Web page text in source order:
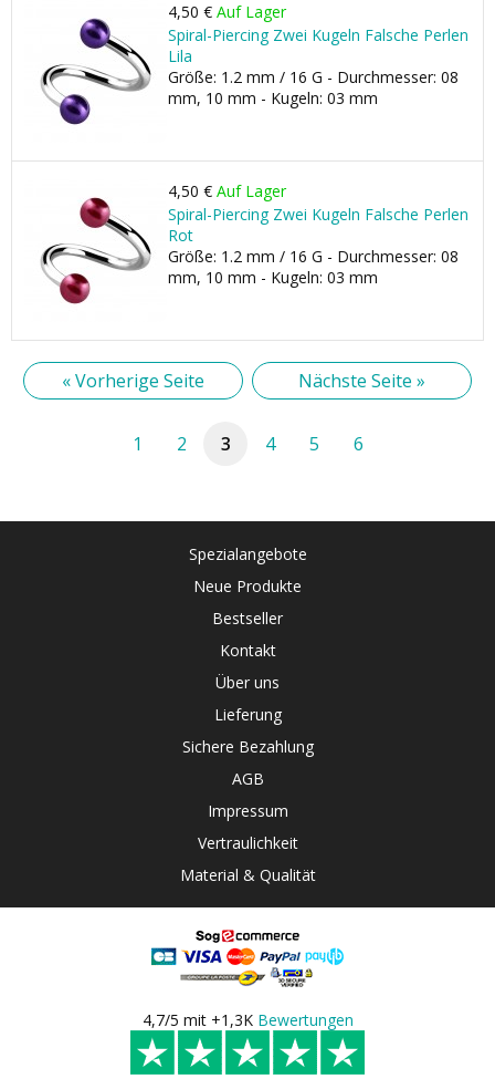
4,50 € Auf Lager
Spiral-Piercing Zwei Kugeln Falsche Perlen
Lila
Größe: 1.2 mm / 16 G - Durchmesser: 08
mm, 10 mm - Kugeln: 03 mm
4,50 € Auf Lager
Spiral-Piercing Zwei Kugeln Falsche Perlen
Rot
Größe: 1.2 mm / 16 G - Durchmesser: 08
mm, 10 mm - Kugeln: 03 mm
« Vorherige Seite Nächste Seite »
1 2 3 4 5 6
Spezialangebote
Neue Produkte
Bestseller
Kontakt
Über uns
Lieferung
Sichere Bezahlung
AGB
Impressum
Vertraulichkeit
Material & Qualität
4,7/5 mit +1,3K Bewertungen